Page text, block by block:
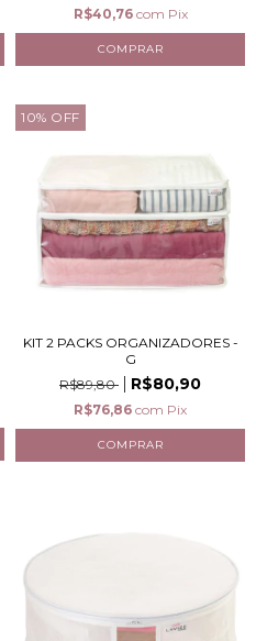
R$40,76 com Pix
10% OFF
KIT 2 PACKS ORGANIZADORES -
G
R$89,80
R$80,90
R$76,86 com Pix